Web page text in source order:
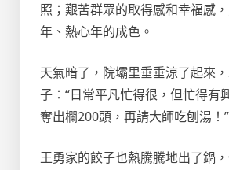
照；艱苦群眾的取得感和幸福感
年、熱心年的成色。
天氣暗了，院壩里垂垂涼了起來
子：“日常平凡忙得很，但忙得有
奪出欄200頭，再請大師吃刨湯！”
王勇家的餃子也熱騰騰地出了鍋